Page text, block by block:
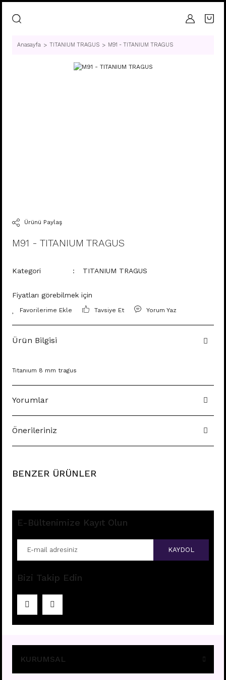
Anasayfa TITANIUM TRAGUS M91 - TITANIUM TRAGUS
Ürünü Paylaş
M91 - TITANIUM TRAGUS
Kategori TITANIUM TRAGUS
Fiyatları görebilmek için
Tavsiye Et Yorum Yaz
Ürün Bilgisi
Tıtanıum 8 mm tragus
Yorumlar
Önerileriniz
BENZER ÜRÜNLER
Fiyatları görebilmek içinüye girişi yapınız.
E-Bültenimize Kayıt Olun
KAYDOL
Bizi Takip Edin
KURUMSAL